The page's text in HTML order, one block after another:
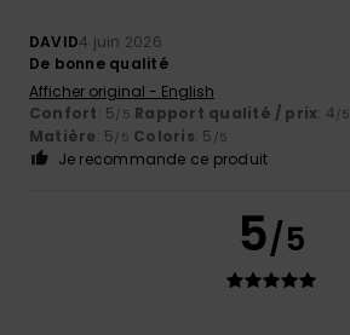
DAVID4 juin 2026
De bonne qualité
Afficher original - English
Confort: 5/5 Rapport qualité / prix: 4/5
Matière: 5/5 Coloris: 5 /5
Je recommande ce produit
5/5